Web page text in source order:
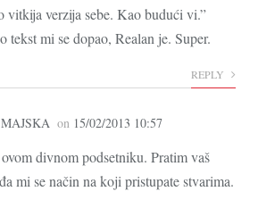
vitkija verzija sebe. Kao budući vi.”
tekst mi se dopao, Realan je. Super.
REPLY
on 15/02/2013 10:57
divnom podsetniku. Pratim vaš
mi se način na koji pristupate stvarima.